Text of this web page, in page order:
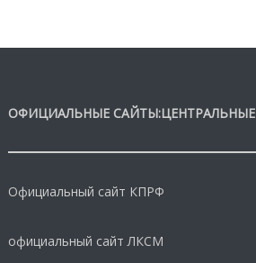
ОФИЦИАЛЬНЫЕ САЙТЫ:ЦЕНТРАЛЬНЫЕ
Официальный сайт КПРФ
официальный сайт ЛКСМ